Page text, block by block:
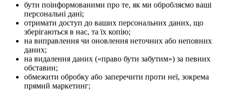
бути поінформованими про те, як ми обробляємо ваші
персональні дані;
отримати доступ до ваших персональних даних, що
зберігаються в нас, та їх копію;
на виправлення чи оновлення неточних або неповних
даних;
на видалення даних («право бути забутим») за певних
обставин;
обмежити обробку або заперечити проти неї, зокрема
прямий маркетинг;